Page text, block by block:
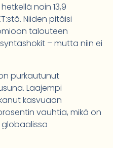
noin 13,9
Niiden pitäisi
talouteen
– mutta niin ei
purkautunut
Laajempi
kasvuaan
vauhtia, mikä on